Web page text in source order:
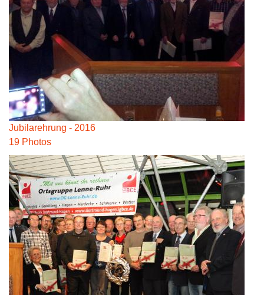
Jubilarehrung - 2016
19 Photos